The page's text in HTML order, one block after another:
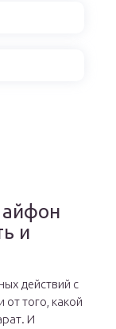
айфон
и
действий с
от того, какой
И